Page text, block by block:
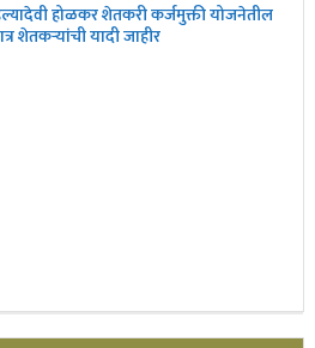
होळकर शेतकरी कर्जमुक्ती योजनेतील
शेतकऱ्यांची यादी जाहीर